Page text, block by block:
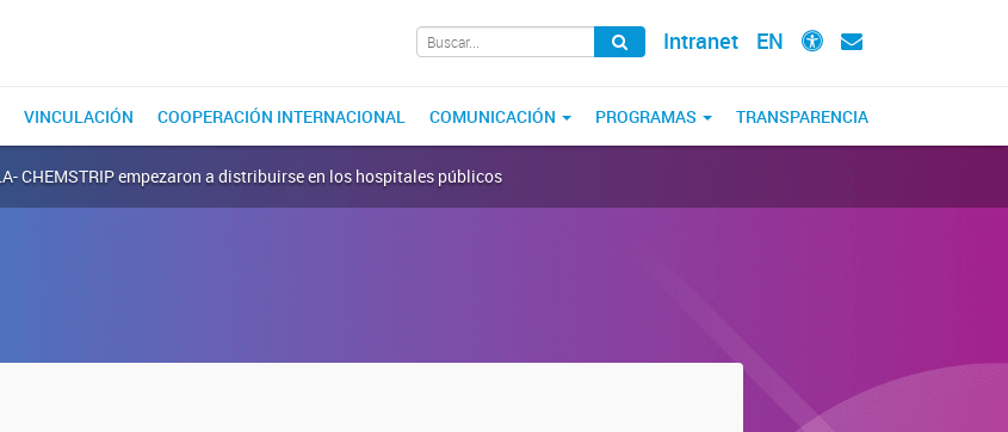
Intranet EN
VINCULACIÓN COOPERACIÓN INTERNACIONAL COMUNICACIÓN PROGRAMAS TRANSPARENCIA
CHEMSTRIP empezaron a distribuirse en los hospitales públicos